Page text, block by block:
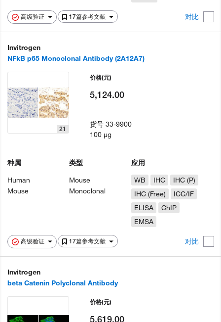
高级验证 17篇参考文献 对比
Invitrogen
NFkB p65 Monoclonal Antibody (2A12A7)
高级验证 17篇参考文献 对比
21
种属
Human
Mouse
类型
Mouse
Monoclonal
应用
WB
IHC
IHC (P)
IHC (Free)
ICC/IF
ELISA
ChIP
EMSA
价格(元)
5,124.00
货号33-9900
100 µg
Invitrogen
beta Catenin Polyclonal Antibody
价格(元)
5,619.00